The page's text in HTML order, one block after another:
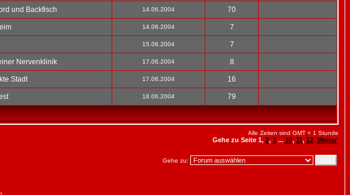
und Backfisch 14.06.2004 70
14.06.2004 7
15.06.2004 7
Nervenklinik 17.06.2004 8
Stadt 17.06.2004 16
18.06.2004 79
Alle Zeiten sind GMT + 1 Stunde
Gehe zu Seite 1, 2, 3 ... 10, 11, 12 Weiter
Gehe zu: